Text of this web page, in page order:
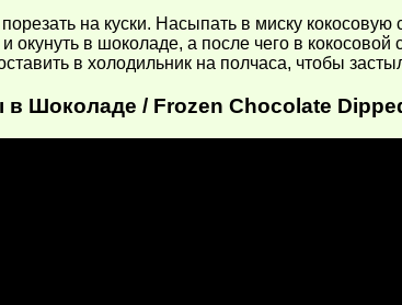
на куски. Насыпать в миску кокосовую
в шоколаде, а после чего в кокосовой
в холодильник на полчаса, чтобы
Шоколаде / Frozen Chocolate